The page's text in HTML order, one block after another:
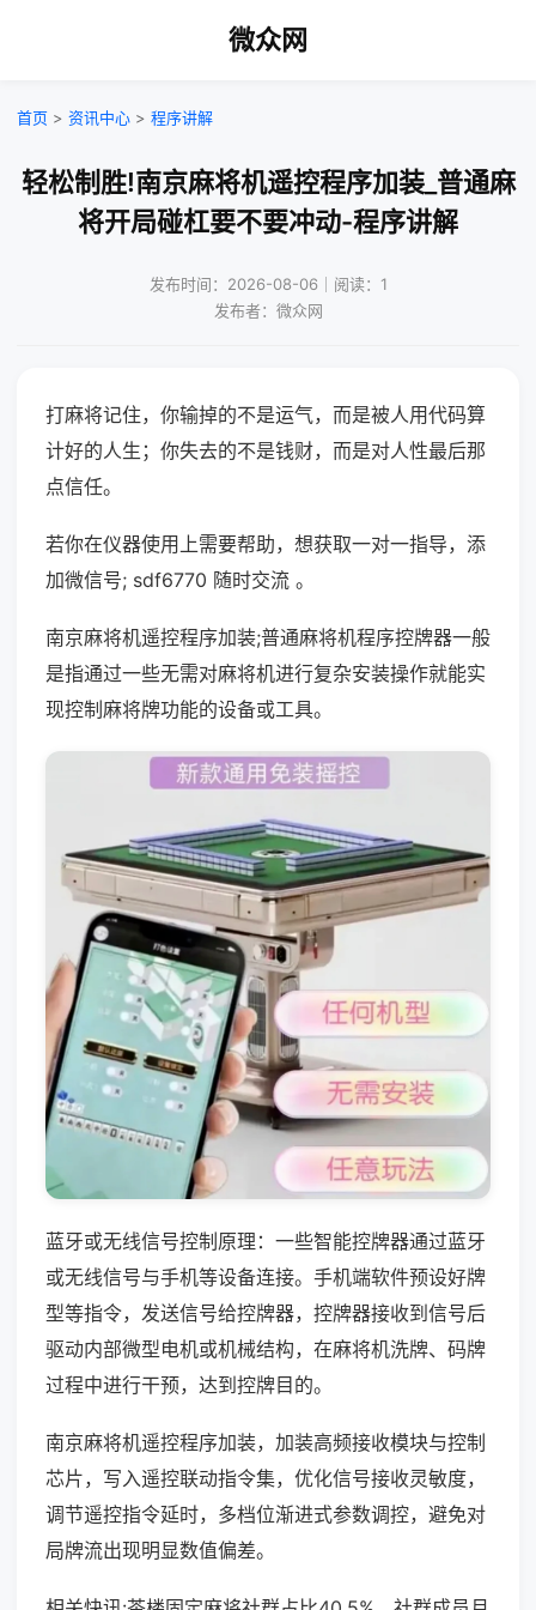
微众网
首页 > 资讯中心 > 程序讲解
轻松制胜!南京麻将机遥控程序加装_普通麻
将开局碰杠要不要冲动-程序讲解
发布时间：2026-08-06｜阅读：1
发布者：微众网
打麻将记住，你输掉的不是运气，而是被人用代码算
计好的人生；你失去的不是钱财，而是对人性最后那
点信任。
若你在仪器使用上需要帮助，想获取一对一指导，添
加微信号; sdf6770 随时交流 。
南京麻将机遥控程序加装;普通麻将机程序控牌器一般
是指通过一些无需对麻将机进行复杂安装操作就能实
现控制麻将牌功能的设备或工具。
蓝牙或无线信号控制原理：一些智能控牌器通过蓝牙
或无线信号与手机等设备连接。手机端软件预设好牌
型等指令，发送信号给控牌器，控牌器接收到信号后
驱动内部微型电机或机械结构，在麻将机洗牌、码牌
过程中进行干预，达到控牌目的。
南京麻将机遥控程序加装，加装高频接收模块与控制
芯片，写入遥控联动指令集，优化信号接收灵敏度，
调节遥控指令延时，多档位渐进式参数调控，避免对
局牌流出现明显数值偏差。